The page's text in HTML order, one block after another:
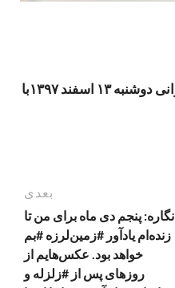
نگاره: گوشه‌هایی از داستان‌خوانی دوشنبه ۱۳ اسفند ۱۳۹۷با
بعدی
نگاره: پنجم دی ماه برای من تا
زنده‌ام یادآور #زمین‌لرزه #بم
خواهد بود. عکس‌هایم از
روزهای پس از #زلزله و